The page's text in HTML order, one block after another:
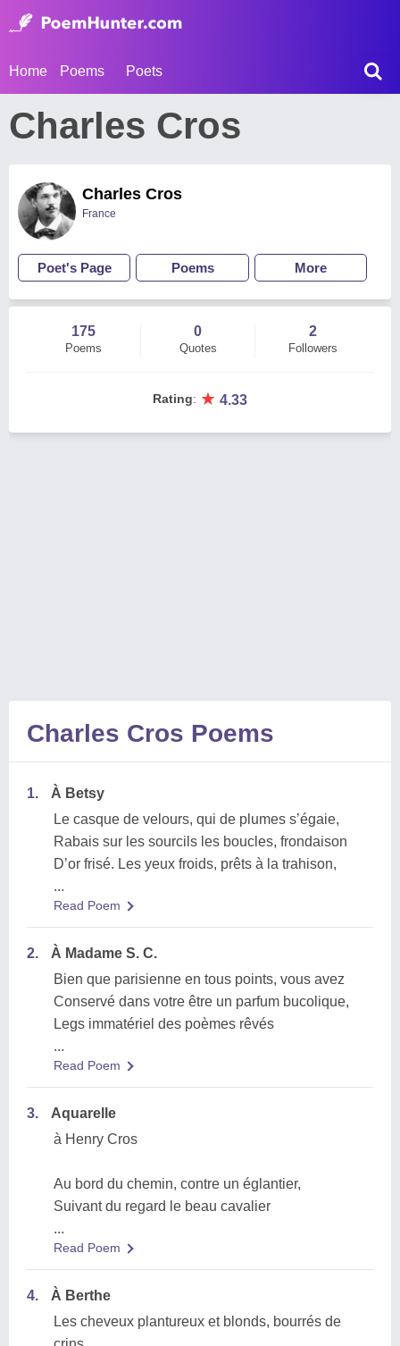
Home Poems Poets
Charles Cros
Charles Cros
France
Poet's Page Poems More
175
Poems
0
Quotes
2
Followers
Rating: ★ 4.33
Charles Cros Poems
1.
À Betsy
Le casque de velours, qui de plumes s’égaie,
Rabais sur les sourcils les boucles, frondaison
D’or frisé. Les yeux froids, prêts à la trahison,
...
Read Poem
2.
À Madame S. C.
Bien que parisienne en tous points, vous avez
Conservé dans votre être un parfum bucolique,
Legs immatériel des poèmes rêvés
...
Read Poem
3.
Aquarelle
à Henry Cros
Au bord du chemin, contre un églantier,
Suivant du regard le beau cavalier
...
Read Poem
4.
À Berthe
Les cheveux plantureux et blonds, bourrés de